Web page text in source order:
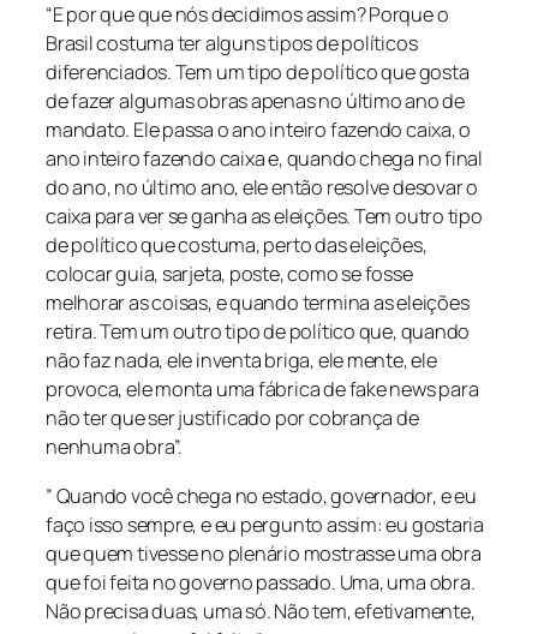
“E por que que nós decidimos assim? Porque o
Brasil costuma ter alguns tipos de políticos
diferenciados. Tem um tipo de político que gosta
de fazer algumas obras apenas no último ano de
mandato. Ele passa o ano inteiro fazendo caixa, o
ano inteiro fazendo caixa e, quando chega no final
do ano, no último ano, ele então resolve desovar o
caixa para ver se ganha as eleições. Tem outro tipo
de político que costuma, perto das eleições,
colocar guia, sarjeta, poste, como se fosse
melhorar as coisas, e quando termina as eleições
retira. Tem um outro tipo de político que, quando
não faz nada, ele inventa briga, ele mente, ele
provoca, ele monta uma fábrica de fake news para
não ter que ser justificado por cobrança de
nenhuma obra”.
” Quando você chega no estado, governador, e eu
faço isso sempre, e eu pergunto assim: eu gostaria
que quem tivesse no plenário mostrasse uma obra
que foi feita no governo passado. Uma, uma obra.
Não precisa duas, uma só. Não tem, efetivamente,